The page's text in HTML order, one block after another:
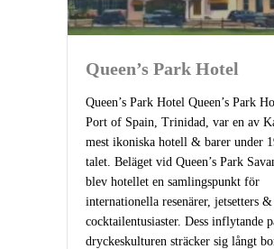
Queen’s Park Hotel
Queen’s Park Hotel Queen’s Park
Port of Spain, Trinidad, var en av
mest ikoniska hotell & barer under
talet. Beläget vid Queen’s Park
blev hotellet en samlingspunkt för
internationella resenärer, jetsetters &
cocktailentusiaster. Dess inflytande
dryckeskulturen sträcker sig långt